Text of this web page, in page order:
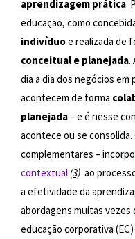
aprendizagem prática.
educação, como
indivíduoe realizada de
conceitual e planejada.
dia a dia dos negócios
acontecem de forma
planejada– e é nesse
acontece ou se
complementares –
contextual (3) ao
a efetividade da
abordagens muitas
educação corporativa